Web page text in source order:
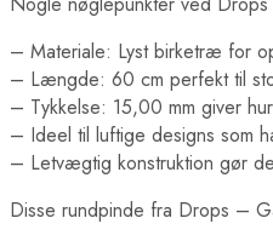
– Materiale: Lyst birketræ for
– Længde: 60 cm perfekt til
– Tykkelse: 15,00 mm giver
– Ideel til luftige designs som
– Letvægtig konstruktion gør
Disse rundpinde fra Drops –